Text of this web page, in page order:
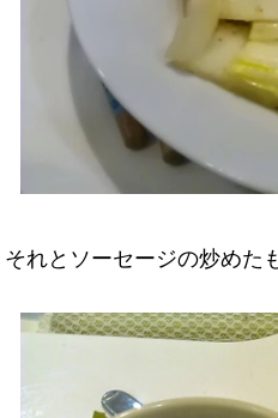
それとソーセージの炒めた